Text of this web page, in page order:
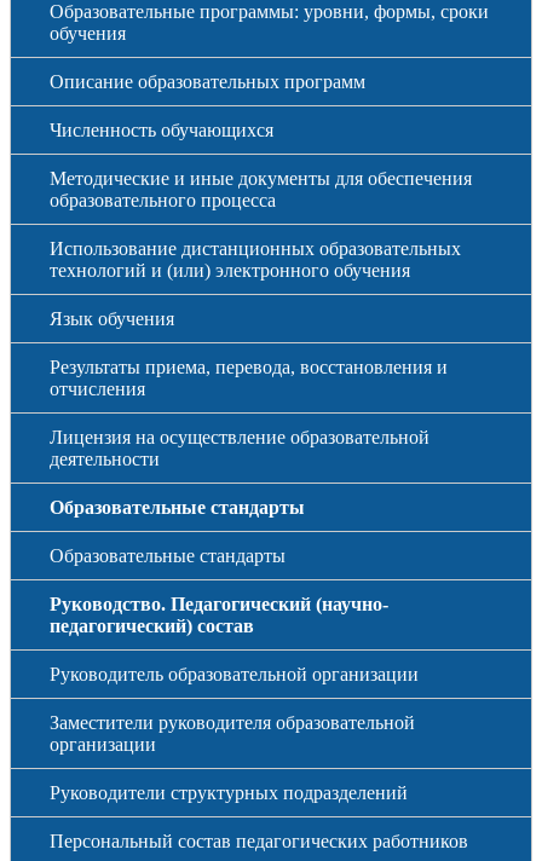
Образовательные программы: уровни, формы, сроки
обучения
Описание образовательных программ
Численность обучающихся
Методические и иные документы для обеспечения
образовательного процесса
Использование дистанционных образовательных
технологий и (или) электронного обучения
Язык обучения
Результаты приема, перевода, восстановления и
отчисления
Лицензия на осуществление образовательной
деятельности
Образовательные стандарты
Образовательные стандарты
Руководство. Педагогический (научно-
педагогический) состав
Руководитель образовательной организации
Заместители руководителя образовательной
организации
Руководители структурных подразделений
Персональный состав педагогических работников